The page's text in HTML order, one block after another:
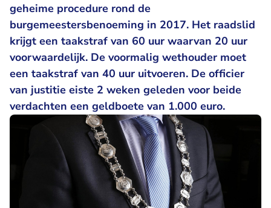
geheime procedure rond de
burgemeestersbenoeming in 2017. Het raadslid
krijgt een taakstraf van 60 uur waarvan 20 uur
voorwaardelijk. De voormalig wethouder moet
een taakstraf van 40 uur uitvoeren. De officier
van justitie eiste 2 weken geleden voor beide
verdachten een geldboete van 1.000 euro.